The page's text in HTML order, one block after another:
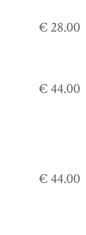
€ 28.00
€ 44.00
€ 44.00